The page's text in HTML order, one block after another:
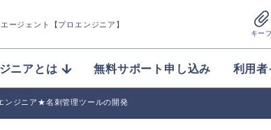
ージェント【プロエンジニア】
キー
ニアとは 無料サポート申し込み 利用
ンジニア★名刺管理ツールの開発